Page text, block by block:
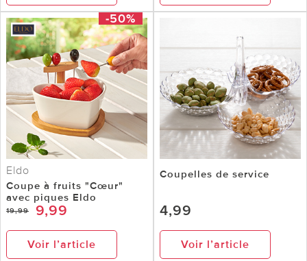
-50%
Eldo
Coupe à fruits "Cœur"
avec piques Eldo
19,99 9,99
Voir l’article
Coupelles de service
4,99
Voir l’article